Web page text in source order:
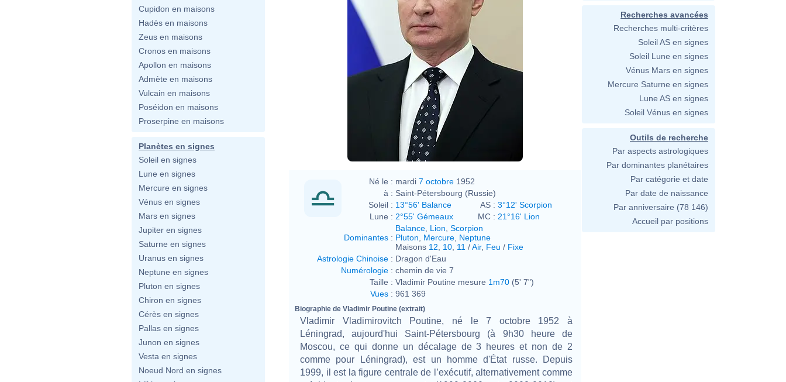
Cupidon en maisons
Hadès en maisons
Zeus en maisons
Cronos en maisons
Apollon en maisons
Admète en maisons
Vulcain en maisons
Poséidon en maisons
Proserpine en maisons
Planètes en signes
Soleil en signes
Lune en signes
Mercure en signes
Vénus en signes
Mars en signes
Jupiter en signes
Saturne en signes
Uranus en signes
Neptune en signes
Pluton en signes
Chiron en signes
Cérès en signes
Pallas en signes
Junon en signes
Vesta en signes
Noeud Nord en signes
Né le : mardi 7 octobre 1952
à : Saint-Pétersbourg (Russie)
Soleil : 13°56' Balance AS : 3°12' Scorpion
Lune : 2°55' Gémeaux MC : 21°16' Lion
Dominantes :
Balance Lion Scorpion
Pluton
Mercure Neptune
Maisons 12 10 11 /Air, Feu / Fixe
Astrologie Chinoise : Dragon d'Eau
Numérologie : chemin de vie 7
Taille : Vladimir Poutine mesure 1m70 (5' 7")
Vues : 961 369
Biographie de Vladimir Poutine (extrait)
Vladimir Vladimirovitch Poutine, né le 7 octobre 1952 à
Léningrad, aujourd'hui Saint-Pétersbourg (à 9h30 heure de
Moscou, ce qui donne un décalage de 3 heures et non de 2
comme pour Léningrad), est un homme d'État russe. Depuis
1999, il est la figure centrale de l’exécutif, alternativement comme
Recherches avancées
Recherches multi-critères
Soleil AS en signes
Soleil Lune en signes
Vénus Mars en signes
Mercure Saturne en signes
Lune AS en signes
Soleil Vénus en signes
Outils de recherche
Par aspects astrologiques
Par dominantes planétaires
Par catégorie et date
Par date de naissance
Par anniversaire (78 146)
Accueil par positions